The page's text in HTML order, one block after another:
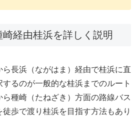
経由桂浜を詳しく説明
長浜（ながはま）経由で桂浜に直
るのが一般的な桂浜までのルート
種崎（たねざき）方面の路線バス
歩で渡り桂浜を目指す方法もあり